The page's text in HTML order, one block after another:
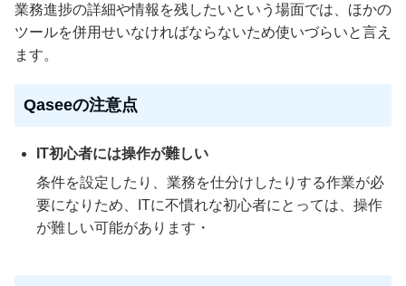
業務進捗の詳細や情報を残したいという場面では、ほかの
ツールを併用せいなければならないため使いづらいと言え
ます。
Qaseeの注意点
IT初心者には操作が難しい
条件を設定したり、業務を仕分けしたりする作業が必
要になりため、ITに不慣れな初心者にとっては、操作
が難しい可能があります・